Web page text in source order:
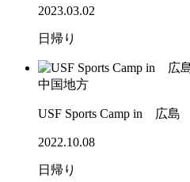
2023.03.02
日帰り
中国地方
USF Sports Camp in 広島
2022.10.08
日帰り